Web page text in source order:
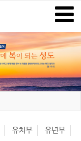
유치부
유년부